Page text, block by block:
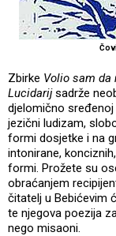
Zbirke Volio sam da
Lucidarijsadrže
djelomično
jezični ludizam,
formi dosjetke i na
intonirane,
formi. Prožete su
obraćanjem
čitatelj u Bebićevim
te njegova poezija
nego misaoni.